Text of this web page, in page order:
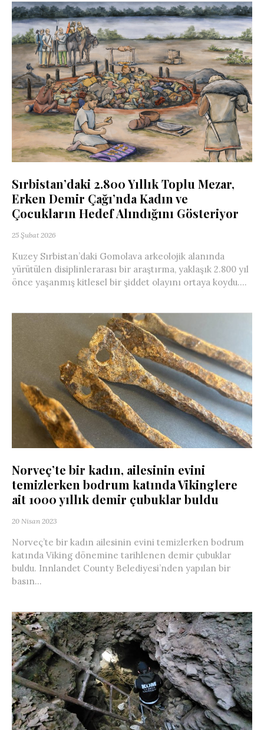
Sırbistan’daki 2.800 Yıllık Toplu Mezar,
Erken Demir Çağı’nda Kadın ve
Çocukların Hedef Alındığını Gösteriyor
25 Şubat 2026
Kuzey Sırbistan’daki Gomolava arkeolojik alanında
yürütülen disiplinlerarası bir araştırma, yaklaşık 2.800 yıl
önce yaşanmış kitlesel bir şiddet olayını ortaya koydu....
Norveç’te bir kadın, ailesinin evini
temizlerken bodrum katında Vikinglere
ait 1000 yıllık demir çubuklar buldu
20 Nisan 2023
Norveç’te bir kadın ailesinin evini temizlerken bodrum
katında Viking dönemine tarihlenen demir çubuklar
buldu. Innlandet County Belediyesi’nden yapılan bir
basın...